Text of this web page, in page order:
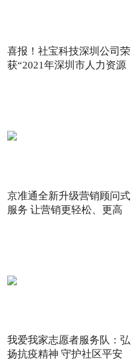
喜报！社宝科技深圳公司荣
获“2021年深圳市人力资源
京准通全新升级营销顾问式
服务 让营销更轻松、更高
我爱我家志愿者服务队：弘
扬抗疫精神 守护社区平安